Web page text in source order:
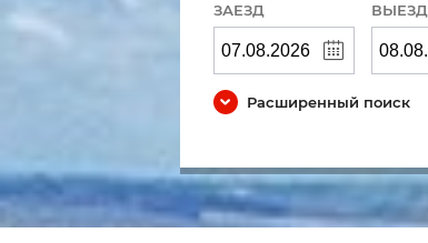
ЗАЕЗД ВЫЕЗД
Расширенный поиск